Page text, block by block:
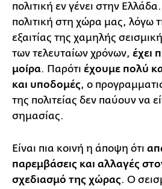
πολιτική εν γένει στην
πολιτική στη χώρα μας, λόγω
εξαιτίας της χαμηλής
των τελευταίων χρόνων, έχει
μοίρα. Παρότι έχουμε πολύ
και υποδομές, ο
της πολιτείας δεν παύουν να
σημασίας.
Είναι πια κοινή η άποψη ότι
παρεμβάσεις και αλλαγές
σχεδιασμό της χώρας. Ο